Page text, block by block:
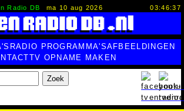
Radio DB ma 10 aug 2026 03:46:38
RADIO PROGRAMMA'SAFBEELDINGEN
TV OPNAME MAKEN
Zoek